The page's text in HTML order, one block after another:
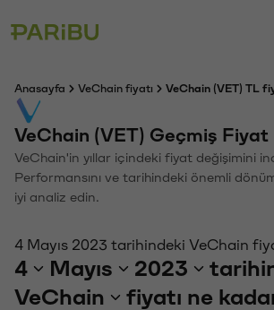
Anasayfa VeChain fiyatı VeChain (VET) TL
VeChain (VET) Geçmiş Fiyat
VeChain'in yıllar içindeki fiyat değişimini
Performansını ve tarihindeki önemli
iyi analiz edin.
4 Mayıs 2023 tarihindeki VeChain
4 Mayıs 2023
VeChain
fiyatı ne